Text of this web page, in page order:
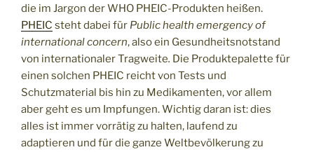
die im Jargon der WHO PHEIC-Produkten heißen.
PHEIC steht dabei für Public health emergency of
international concern, also ein Gesundheitsnotstand
von internationaler Tragweite. Die Produktepalette für
einen solchen PHEIC reicht von Tests und
Schutzmaterial bis hin zu Medikamenten, vor allem
aber geht es um Impfungen. Wichtig daran ist: dies
alles ist immer vorrätig zu halten, laufend zu
adaptieren und für die ganze Weltbevölkerung zu